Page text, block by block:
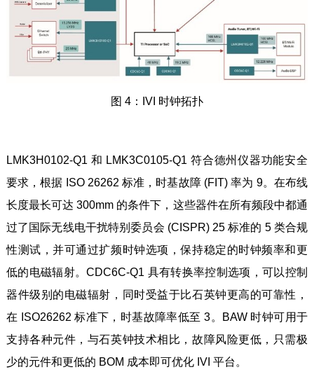
图 4：IVI 时钟拓扑
LMK3H0102-Q1 和 LMK3C0105-Q1 符合德州仪器功能安全
要求，根据 ISO 26262 标准，时基故障 (FIT) 率为 9。在布线
长度最长可达 300mm 的条件下，这些器件在所有频段中都通
过了国际无线电干扰特别委员会 (CISPR) 25 标准的 5 类合规
性测试，并可通过扩频时钟选项，保持稳定的时钟频率和更
低的电磁辐射。CDC6C-Q1 具有转换率控制选项，可以控制
器件级别的电磁辐射，同时受益于比石英钟更高的可靠性，
在 ISO26262 标准下，时基故障率低至 3。BAW 时钟可用于
支持各种元件，与石英钟技术相比，故障风险更低，只需极
少的元件和更低的 BOM 成本即可优化 IVI 平台。